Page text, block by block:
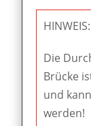
HINWEIS:
Die
Brücke
und
werden!